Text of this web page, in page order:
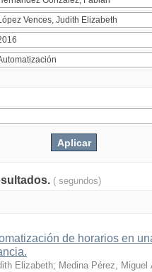
( segundos)
de horarios en
Elizabeth; Medina Pérez, Miguel